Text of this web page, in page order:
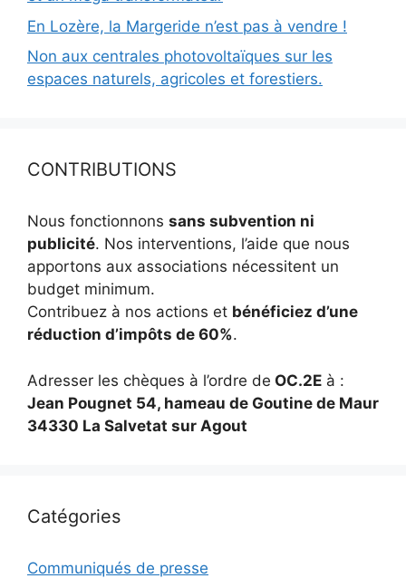
En Lozère, la Margeride n’est pas à vendre !
Non aux centrales photovoltaïques sur les
espaces naturels, agricoles et forestiers.
CONTRIBUTIONS
Nous fonctionnons sans subvention ni
publicité. Nos interventions, l’aide que nous
apportons aux associations nécessitent un
budget minimum.
Contribuez à nos actions et bénéficiez d’une
réduction d’impôts de 60%.
Adresser les chèques à l’ordre de OC.2E à :
Jean Pougnet 54, hameau de Goutine de Maur
34330 La Salvetat sur Agout
Catégories
Communiqués de presse